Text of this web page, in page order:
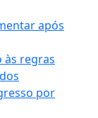
após
às regras
por